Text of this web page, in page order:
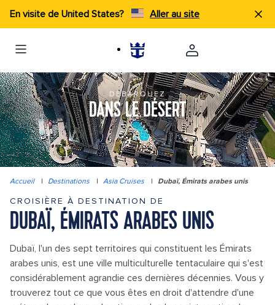
En visite de United States? Aller au site
DÉBARQUEZ
DANS LE DÉSERT
Accueil | Destinations | Asia Cruises | Dubaï, Émirats arabes unis
CROISIÈRE À DESTINATION DE
DUBAÏ, ÉMIRATS ARABES UNIS
Dubaï, l'un des sept territoires qui constituent les Émirats
arabes unis, est une ville multiculturelle tentaculaire qui s'est
considérablement agrandie ces dernières décennies. Vous y
trouverez tout ce que vous êtes en droit d'attendre d'une